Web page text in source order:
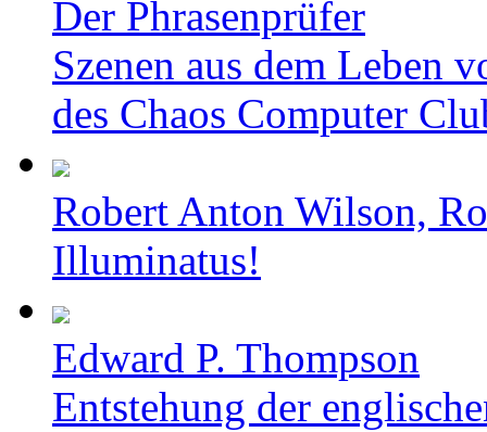
Der Phrasenprüfer
Szenen aus dem Leben
des Chaos Computer
Robert Anton Wilson,
Illuminatus!
Edward P. Thompson
Entstehung der